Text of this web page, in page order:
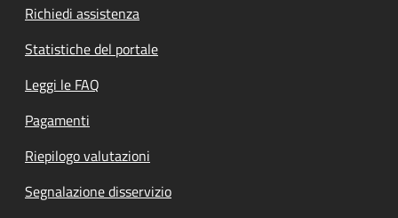
Richiedi assistenza
Statistiche del portale
Leggi le FAQ
Pagamenti
Riepilogo valutazioni
Segnalazione disservizio